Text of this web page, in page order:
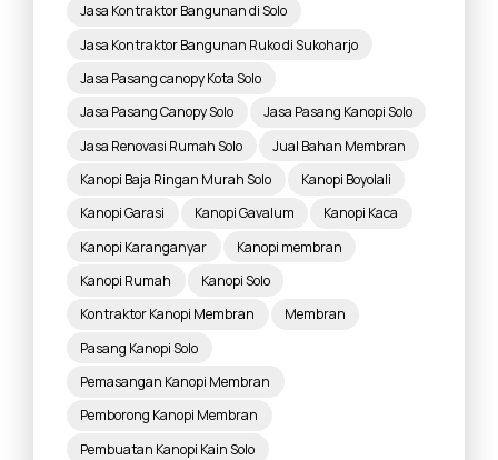
Jasa Kontraktor Bangunan di Solo
Jasa Kontraktor Bangunan Ruko di Sukoharjo
Jasa Pasang canopy Kota Solo
Jasa Pasang Canopy Solo
Jasa Pasang Kanopi Solo
Jasa Renovasi Rumah Solo
Jual Bahan Membran
Kanopi Baja Ringan Murah Solo
Kanopi Boyolali
Kanopi Garasi
Kanopi Gavalum
Kanopi Kaca
Kanopi Karanganyar
Kanopi membran
Kanopi Rumah
Kanopi Solo
Kontraktor Kanopi Membran
Membran
Pasang Kanopi Solo
Pemasangan Kanopi Membran
Pemborong Kanopi Membran
Pembuatan Kanopi Kain Solo